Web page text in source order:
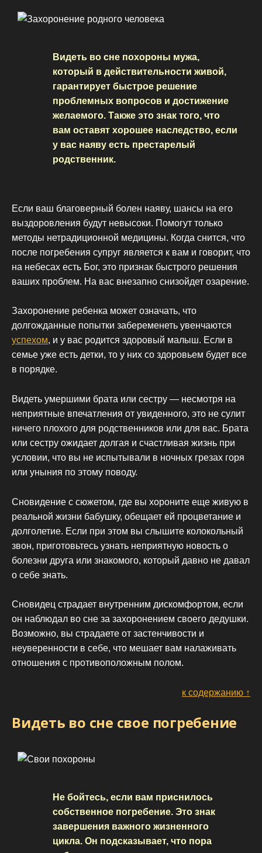
Видеть во сне похороны мужа,
который в действительности живой,
гарантирует быстрое решение
проблемных вопросов и достижение
желаемого. Также это знак того, что
вам оставят хорошее наследство, если
у вас наяву есть престарелый
родственник.
Если ваш благоверный болен наяву, шансы на его
выздоровления будут невысоки. Помогут только
методы нетрадиционной медицины. Когда снится, что
после погребения супруг является к вам и говорит, что
на небесах есть Бог, это признак быстрого решения
ваших проблем. На вас внезапно снизойдет озарение.
Захоронение ребенка может означать, что
долгожданные попытки забеременеть увенчаются
успехом, и у вас родится здоровый малыш. Если в
семье уже есть детки, то у них со здоровьем будет все
в порядке.
Видеть умершими брата или сестру — несмотря на
неприятные впечатления от увиденного, это не сулит
ничего плохого для родственников или для вас. Брата
или сестру ожидает долгая и счастливая жизнь при
условии, что вы не испытывали в ночных грезах горя
или уныния по этому поводу.
Сновидение с сюжетом, где вы хороните еще живую в
реальной жизни бабушку, обещает ей процветание и
долголетие. Если при этом вы слышите колокольный
звон, приготовьтесь узнать неприятную новость о
болезни друга или знакомого, который давно не давал
о себе знать.
Сновидец страдает внутренним дискомфортом, если
он наблюдал во сне за захоронением своего дедушки.
Возможно, вы страдаете от застенчивости и
неуверенности в себе, что мешает вам налаживать
отношения с противоположным полом.
к содержанию ↑
Видеть во сне свое погребение
Не бойтесь, если вам приснилось
собственное погребение. Это знак
завершения важного жизненного
цикла. Он подсказывает, что пора